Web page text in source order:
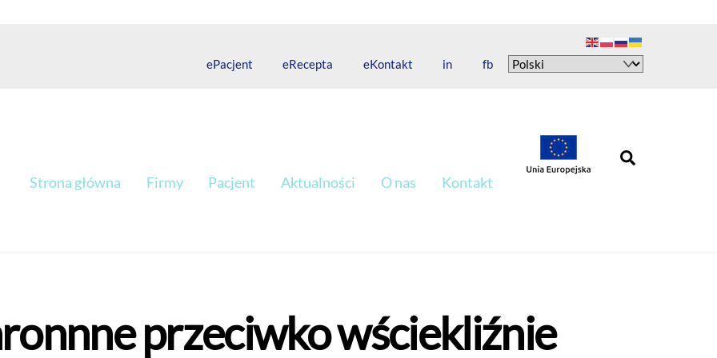
ePacjent eRecepta eKontakt in fb
Strona główna Firmy Pacjent Aktualności O nas Kontakt
przeciwko wściekliźnie